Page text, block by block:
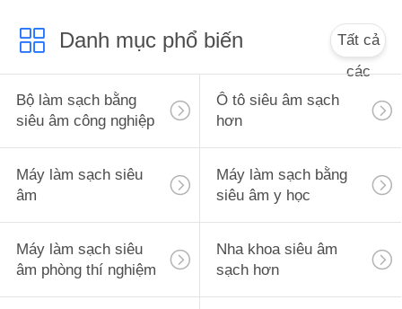
PRIVACY
POLICY
Danh mục phổ biến
Tất cả
các
Bộ làm sạch bằng
siêu âm công nghiệp
Ô tô siêu âm sạch
hơn
Máy làm sạch siêu
âm
Máy làm sạch bằng
siêu âm y học
Máy làm sạch siêu
âm phòng thí nghiệm
Nha khoa siêu âm
sạch hơn